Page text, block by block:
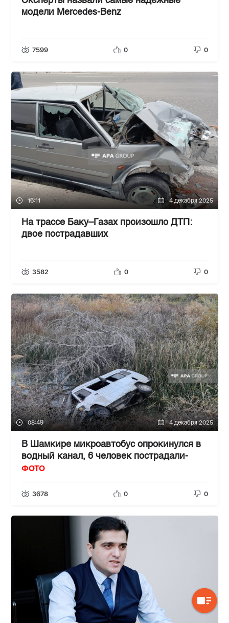
модели Mercedes-Benz
7599 0 0
16:11 4 декабря 2025
На трассе Баку–Газах произошло ДТП:
двое пострадавших
3582 0 0
08:49 4 декабря 2025
В Шамкире микроавтобус опрокинулся в
водный канал, 6 человек пострадали-
ФОТО
3678 0 0